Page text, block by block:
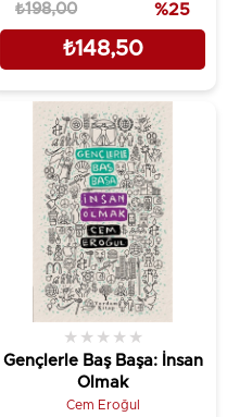
₺148,50
₺198,00 %25
Gençlerle Baş Başa: İnsan
Olmak
★ ★ ★ ★ ★
Cem Eroğul